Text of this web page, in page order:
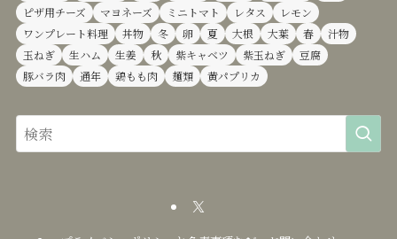
ピザ用チーズ
マヨネーズ ミニトマト レタス
レモン
ワンプレート料理
丼物 冬 卵 夏 大根 大葉 春
汁物
玉ねぎ
生ハム 生姜 秋 紫キャベツ 紫玉ねぎ
豆腐
豚バラ肉
通年 鶏もも肉 麺類 黄パプリカ